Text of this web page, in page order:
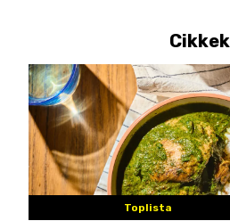
Cikkek
Toplista